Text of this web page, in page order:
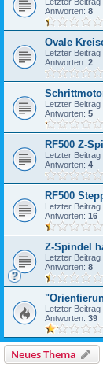
Antworten: 8
Ovale
Letzter Beitrag
Antworten: 2
Letzter Beitrag
Antworten: 5
RF500 Z-
Letzter Beitrag
Antworten: 4
RF500
Letzter Beitrag
Antworten: 16
Z-Spindel
Letzter Beitrag
Antworten: 8
Letzter Beitrag
Antworten: 39
Neues Thema